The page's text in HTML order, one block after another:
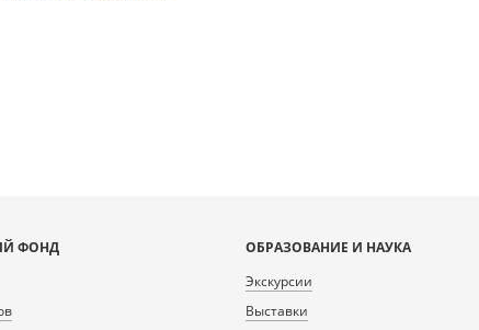
ФОНД
ОБРАЗОВАНИЕ И НАУКА
Экскурсии
Выставки